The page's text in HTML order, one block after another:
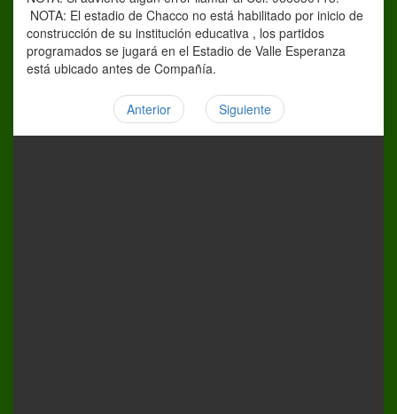
NOTA: El estadio de Chacco no está habilitado por inicio de
construcción de su institución educativa , los partidos
programados se jugará en el Estadio de Valle Esperanza
está ubicado antes de Compañía.
Anterior Siguiente